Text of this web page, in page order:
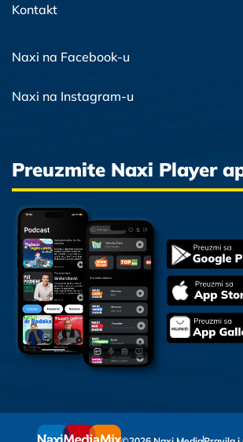
Kontakt
Naxi na Facebook-u
Naxi na Instagram-u
Preuzmite Naxi Player